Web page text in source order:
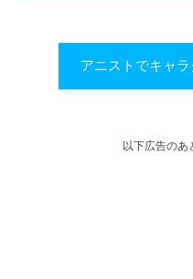
アニストでキャ
以下広告のあ